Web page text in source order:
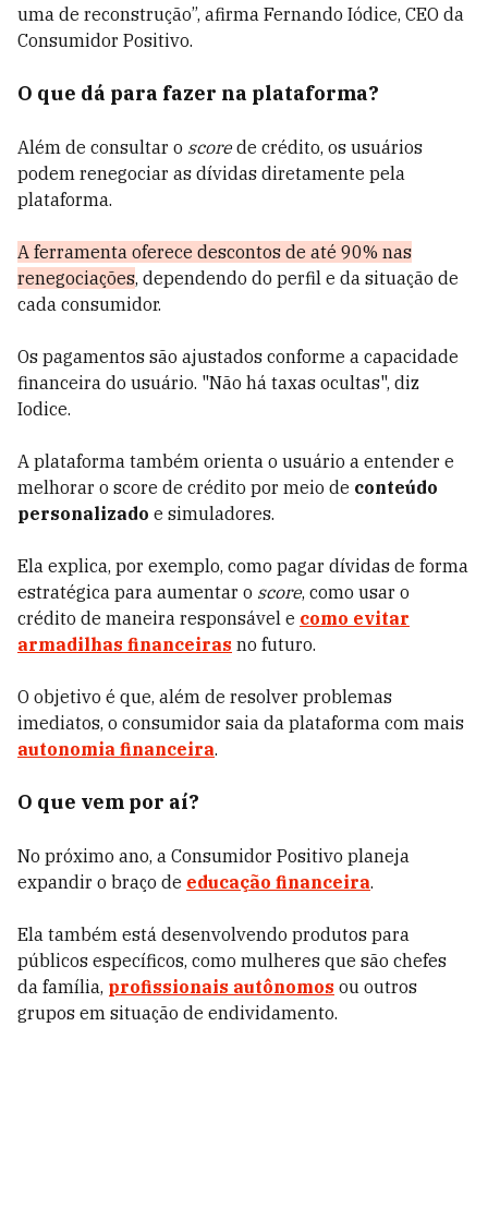
uma de reconstrução”, afirma Fernando Iódice, CEO da
Consumidor Positivo.
O que dá para fazer na plataforma?
Além de consultar o scorede crédito, os usuários
podem renegociar as dívidas diretamente pela
plataforma.
A ferramenta oferece descontos de até 90% nas
renegociações, dependendo do perfil e da situação de
cada consumidor.
Os pagamentos são ajustados conforme a capacidade
financeira do usuário. "Não há taxas ocultas", diz
Iodice.
A plataforma também orienta o usuário a entender e
melhorar o score de crédito por meio de conteúdo
personalizado e simuladores.
Ela explica, por exemplo, como pagar dívidas de forma
estratégica para aumentar o score, como usar o
crédito de maneira responsável e como evitar
armadilhas financeiras no futuro.
O objetivo é que, além de resolver problemas
imediatos, o consumidor saia da plataforma com mais
autonomia financeira.
O que vem por aí?
No próximo ano, a Consumidor Positivo planeja
expandir o braço de educação financeira.
Ela também está desenvolvendo produtos para
públicos específicos, como mulheres que são chefes
da família, profissionais autônomos ou outros
grupos em situação de endividamento.